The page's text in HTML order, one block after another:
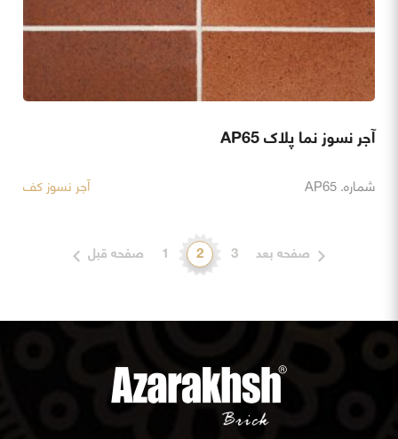
آجر نسوز نما پلاک AP65
شماره. AP65 آجر نسوز کف
صفحه قبل 1 2 3 صفحه بعد